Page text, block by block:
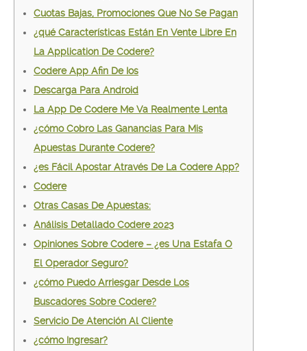
Cuotas Bajas, Promociones Que No Se Pagan
¿qué Características Están En Vente Libre En
La Application De Codere?
Codere App Afin De Ios
Descarga Para Android
La App De Codere Me Va Realmente Lenta
¿cómo Cobro Las Ganancias Para Mis
Apuestas Durante Codere?
¿es Fácil Apostar Através De La Codere App?
Codere
Otras Casas De Apuestas:
Análisis Detallado Codere 2023
Opiniones Sobre Codere – ¿es Una Estafa O
El Operador Seguro?
¿cómo Puedo Arriesgar Desde Los
Buscadores Sobre Codere?
Servicio De Atención Al Cliente
¿cómo Ingresar?